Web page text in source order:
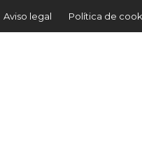
Aviso legal Política de